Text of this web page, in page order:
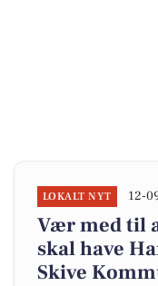
LOKALT NYT 12-
Vær med til
skal have
Skive